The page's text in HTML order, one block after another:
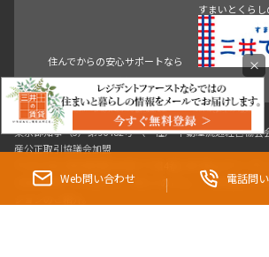
Web問い合わせ 電話問
0120-190-554
【提携店】スタートライングルー
住んでからの安心サポートなら
すまいとくら
東京都知事（3）第96482号 （一社） 不動産流通経営協会
産公正取引協議会加盟
三井の賃貸「いちばんに、住む人のこと。」 東京都心を
×